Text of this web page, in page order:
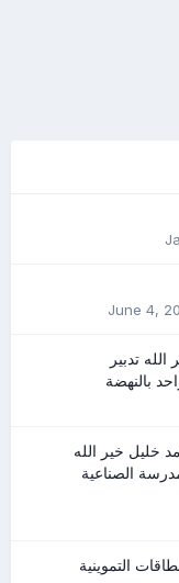
June 4,
تدبير
بالنهضة
خليل خير الله
الصناعية
التموينية